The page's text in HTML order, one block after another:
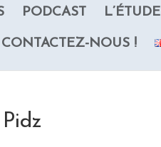
PODCAST L’ÉTUDE
CONTACTEZ-NOUS !